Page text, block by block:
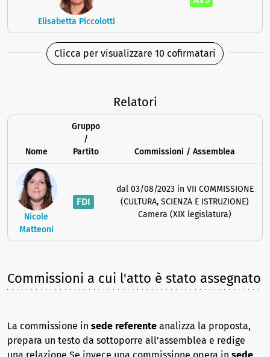
Elisabetta Piccolotti
Clicca per visualizzare 10 cofirmatari
Relatori
Nome
Gruppo
/
Partito
Commissioni / Assemblea
Nicole
Matteoni
FDI
dal 03/08/2023 in VII COMMISSIONE
(CULTURA, SCIENZA E ISTRUZIONE)
Camera (XIX legislatura)
Commissioni a cui l'atto è stato assegnato
La commissione in sede referente analizza la proposta,
prepara un testo da sottoporre all’assemblea e redige
una relazione Se invece una commissione opera in sede